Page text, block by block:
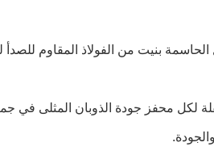
الحاسمة بنيت من الفولاذ المقاوم
لكل محفز جودة الذوبان المثلى في